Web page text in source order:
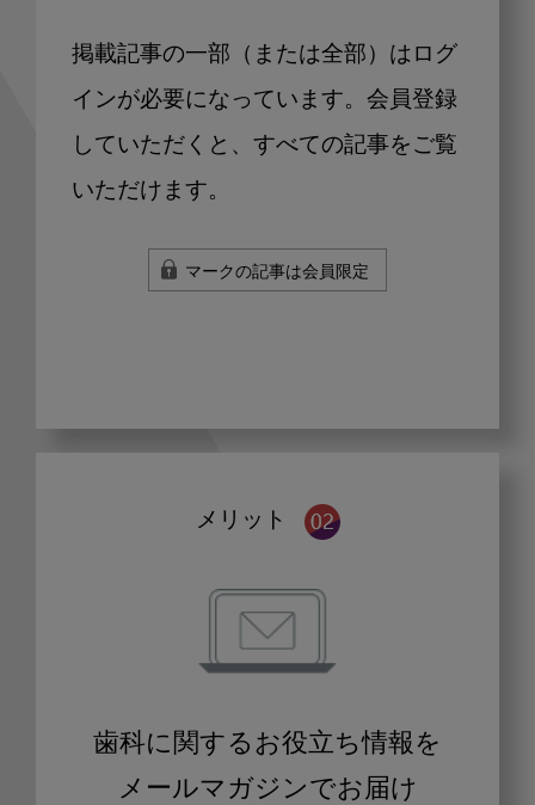
掲載記事の一部（または全部）はログ
インが必要になっています。会員登録
していただくと、すべての記事をご覧
いただけます。
マークの記事は会員限定
メリット
歯科に関するお役立ち情報を
メールマガジンでお届け